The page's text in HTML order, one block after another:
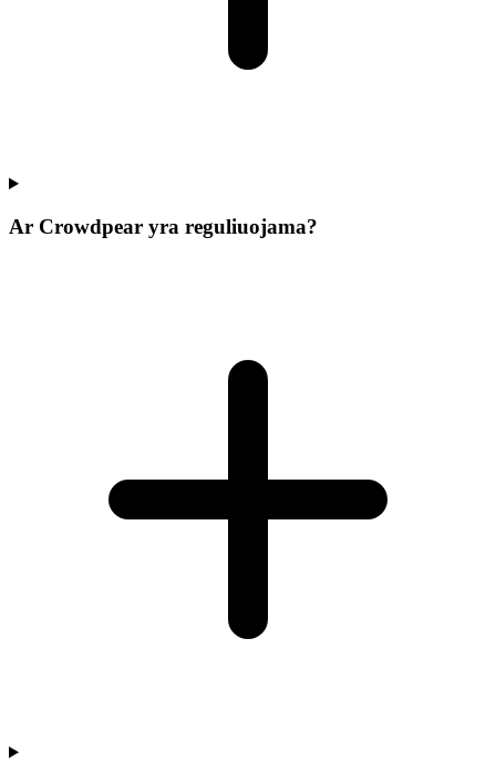
Ar Crowdpear yra reguliuojama?